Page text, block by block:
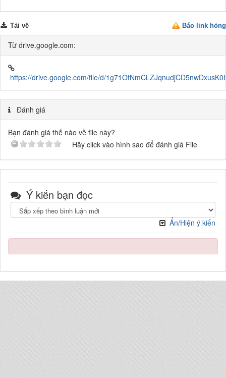
Báo link hỏng
Tải về
Từ drive.google.com:
https://drive.google.com/file/d/
Đánh giá
Bạn đánh giá thế nào về file này?
Hãy click vào hình sao để đánh giá File
Ý kiến bạn đọc
Ẩn/Hiện ý kiến